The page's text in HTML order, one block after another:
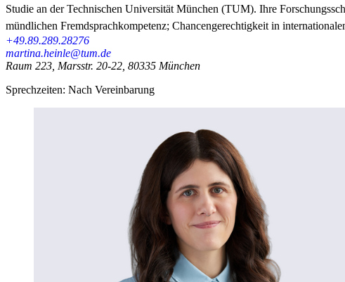
Studie an der Technischen Universität München (TUM). Ihre
mündlichen Fremdsprachkompetenz; Chancengerechtigkeit in
+49.89.289.28276
martina.heinle@tum.de
Raum 223, Marsstr. 20-22, 80335 München
Sprechzeiten: Nach Vereinbarung